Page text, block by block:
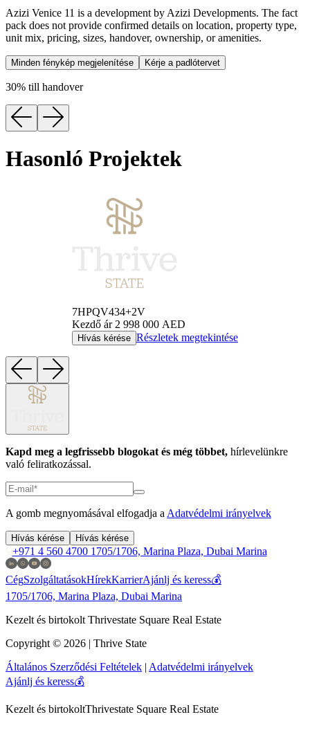
Azizi Venice 11 is a development by Azizi Developments. The fact
pack does not provide confirmed details on location, property type,
unit mix, pricing, sizes, handover, ownership, or amenities.
Minden fénykép megjelenítése Kérje a padlótervet
30% till handover
Hasonló Projektek
7HPQV434+2V
Kezdő ár 2 998 000 AED
Hívás kérése Részletek megtekintése
Item
of
Kapd meg a legfrissebb blogokat és még többet, hírlevelünkre
való feliratkozással.
A gomb megnyomásával elfogadja a Adatvédelmi irányelvek
Hívás kérése Hívás kérése
+971 4 560 4700 1705/1706, Marina Plaza, Dubai Marina
CégSzolgáltatásokHírekKarrierAjánlj és keress💰
1705/1706, Marina Plaza, Dubai Marina
Kezelt és birtokolt Thrivestate Square Real Estate
Copyright © 2026 | Thrive State
Általános Szerződési Feltételek | Adatvédelmi irányelvek
Ajánlj és keress💰
Kezelt és birtokoltThrivestate Square Real Estate